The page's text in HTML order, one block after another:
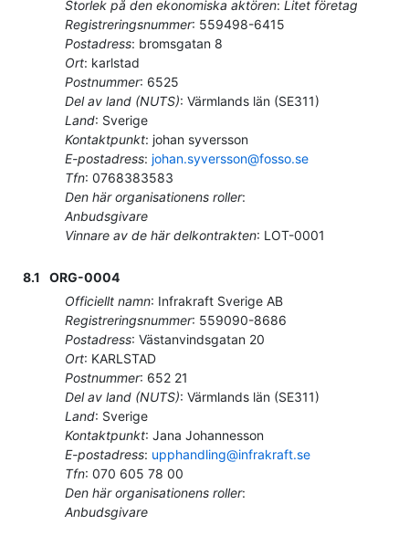
Storlek på den ekonomiska aktören: Litet företag
Registreringsnummer: 559498-6415
Postadress: bromsgatan 8
Ort: karlstad
Postnummer: 6525
Del av land (NUTS): Värmlands län (SE311)
Land: Sverige
Kontaktpunkt: johan syversson
E-postadress: johan.syversson@fosso.se
Tfn: 0768383583
Den här organisationens roller:
Anbudsgivare
Vinnare av de här delkontrakten: LOT-0001
8.1
ORG-0004
Officiellt namn: Infrakraft Sverige AB
Registreringsnummer: 559090-8686
Postadress: Västanvindsgatan 20
Ort: KARLSTAD
Postnummer: 652 21
Del av land (NUTS): Värmlands län (SE311)
Land: Sverige
Kontaktpunkt: Jana Johannesson
E-postadress: upphandling@infrakraft.se
Tfn: 070 605 78 00
Den här organisationens roller:
Anbudsgivare